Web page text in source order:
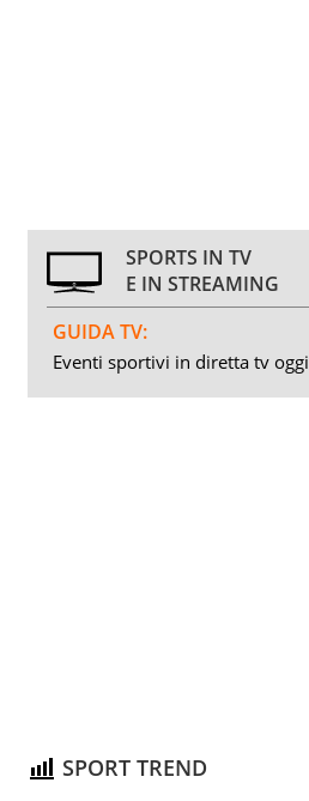
SPORTS IN TV
E IN STREAMING
GUIDA TV:
Eventi sportivi in diretta tv oggi
SPORT TREND